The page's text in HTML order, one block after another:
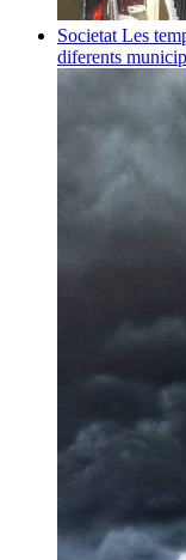
Societat Les
diferents